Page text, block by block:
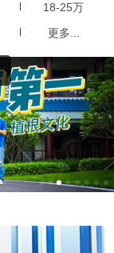
18-25万
更多...